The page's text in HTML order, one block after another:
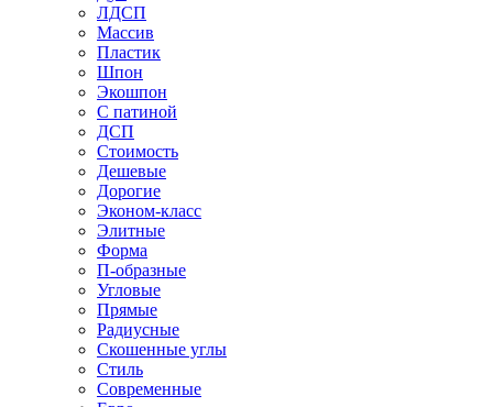
ЛДСП
Массив
Пластик
Шпон
Экошпон
С патиной
ДСП
Стоимость
Дешевые
Дорогие
Эконом-класс
Элитные
Форма
П-образные
Угловые
Прямые
Радиусные
Скошенные углы
Стиль
Современные